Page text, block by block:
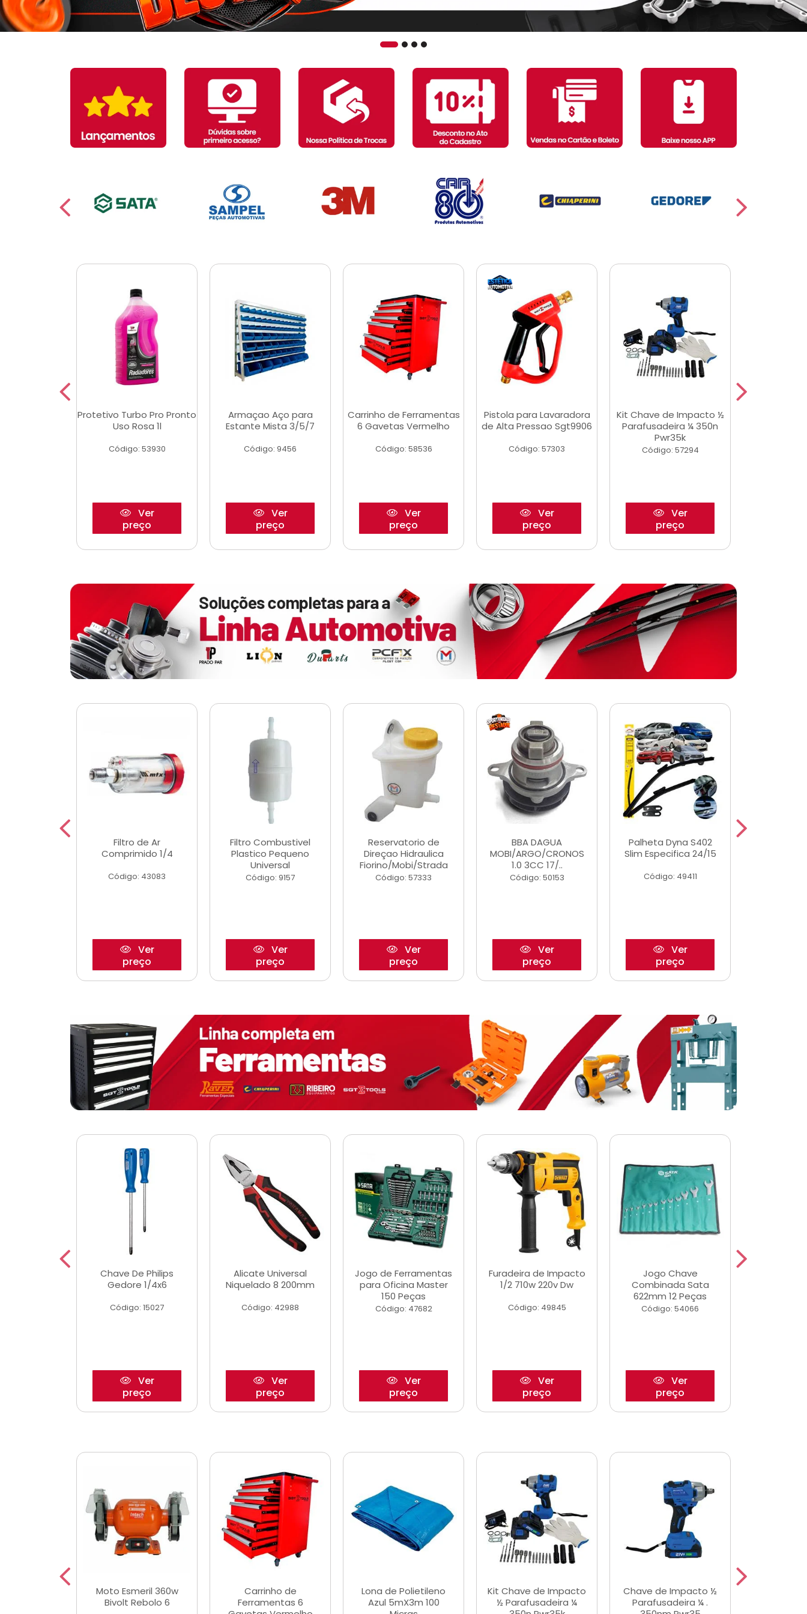
Protetivo Turbo Pro Pronto
Uso Rosa 1l
Código: 53930
Ver
preço
Armaçao Aço para
Estante Mista 3/5/7
Código: 9456
Ver
preço
Carrinho de Ferramentas
6 Gavetas Vermelho
Código: 58536
Ver
preço
Pistola para Lavaradora
de Alta Pressao Sgt9906
Código: 57303
Ver
preço
Kit Chave de Impacto ½
Parafusadeira ¼ 350n
Pwr35k
Código: 57294
Ver
preço
Filtro de Ar
Comprimido 1/4
Código: 43083
Ver
preço
Filtro Combustivel
Plastico Pequeno
Universal
Código: 9157
Ver
preço
Reservatorio de
Direçao Hidraulica
Fiorino/Mobi/Strada
Código: 57333
Ver
preço
BBA DAGUA
MOBI/ARGO/CRONOS
1.0 3CC 17/..
Código: 50153
Ver
preço
Palheta Dyna S402
Slim Especifica 24/15
Código: 49411
Ver
preço
Chave De Philips
Gedore 1/4x6
Código: 15027
Ver
preço
Alicate Universal
Niquelado 8 200mm
Código: 42988
Ver
preço
Jogo de Ferramentas
para Oficina Master
150 Peças
Código: 47682
Ver
preço
Furadeira de Impacto
1/2 710w 220v Dw
Código: 49845
Ver
preço
Jogo Chave
Combinada Sata
622mm 12 Peças
Código: 54066
Ver
preço
Moto Esmeril 360w
Bivolt Rebolo 6
Carrinho de
Ferramentas 6
Lona de Polietileno
Azul 5mX3m 100
Kit Chave de Impacto
½ Parafusadeira ¼
Chave de Impacto ½
Parafusadeira ¼ .